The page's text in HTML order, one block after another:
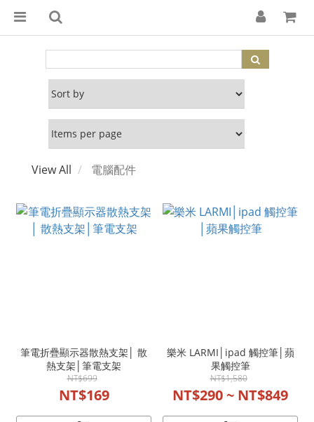
View All 電腦配件
筆電折疊顯示器散熱支架│ 散
熱支架│筆電支架
NT$699
NT$169
樂米 LARMI│ipad 觸控筆│蘋
果觸控筆
NT$1,580
NT$290 ~ NT$849